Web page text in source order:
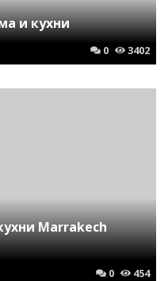
и кухни
0 3402
Marrakech
0 454